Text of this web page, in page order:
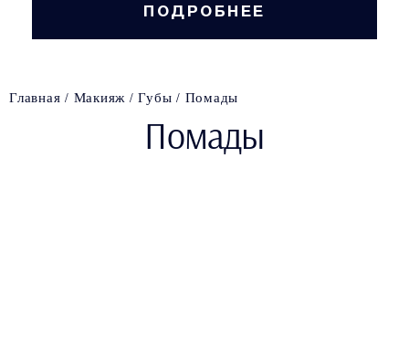
ПОДРОБНЕЕ
Главная Макияж Губы Помады
Помады